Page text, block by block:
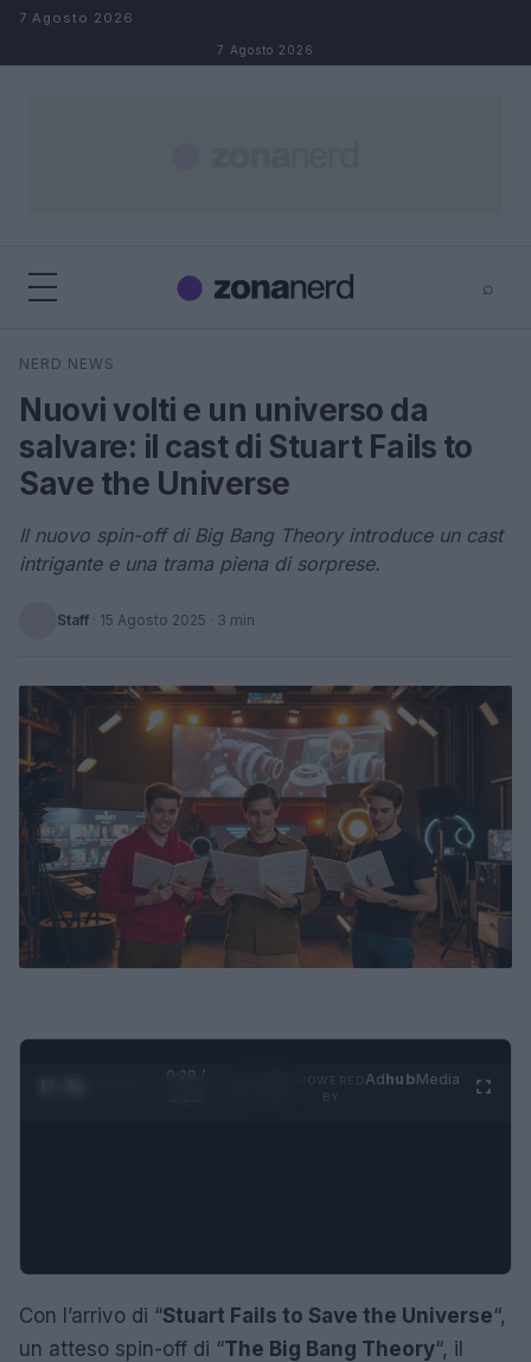
Salta al contenuto
7 Agosto 2026
7 Agosto 2026
⌕
Cerca
NERD NEWS
Nuovi volti e un universo da
salvare: il cast di Stuart Fails to
Save the Universe
Il nuovo spin-off di Big Bang Theory introduce un cast
intrigante e una trama piena di sorprese.
Staff · 15 Agosto 2025 · 3 min
0:28 /
AdhubMedia
Con l’arrivo di “Stuart Fails to Save the Universe“,
un atteso spin-off di “The Big Bang Theory“, il